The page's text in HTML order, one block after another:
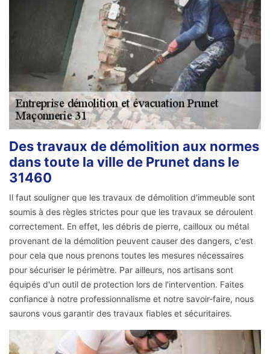
Des travaux de démolition aux normes
dans toute la ville de Prunet dans le
31460
Il faut souligner que les travaux de démolition d'immeuble sont
soumis à des règles strictes pour que les travaux se déroulent
correctement. En effet, les débris de pierre, cailloux ou métal
provenant de la démolition peuvent causer des dangers, c'est
pour cela que nous prenons toutes les mesures nécessaires
pour sécuriser le périmètre. Par ailleurs, nos artisans sont
équipés d'un outil de protection lors de l'intervention. Faites
confiance à notre professionnalisme et notre savoir-faire, nous
saurons vous garantir des travaux fiables et sécuritaires.